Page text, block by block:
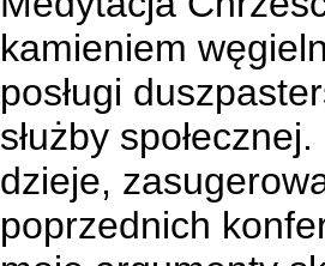
kamieniem
posługi
służby
dzieje,
poprzednich